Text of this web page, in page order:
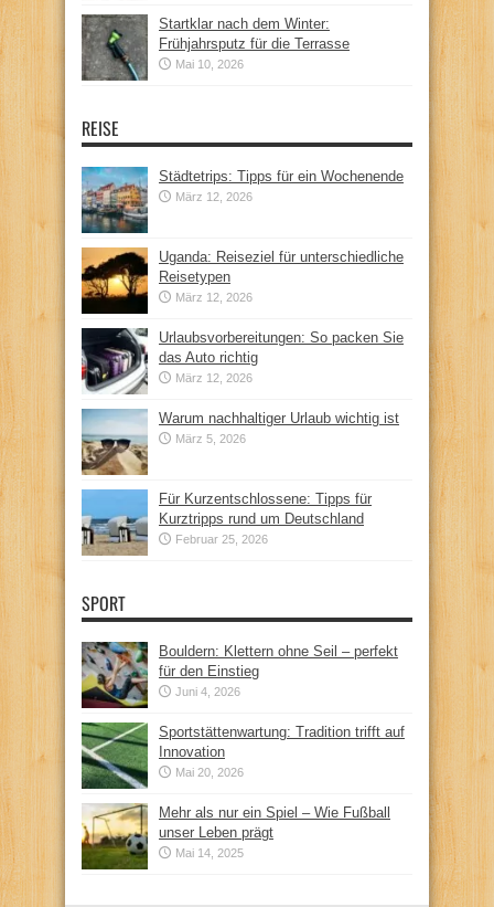
Startklar nach dem Winter:
Frühjahrsputz für die Terrasse
Mai 10, 2026
REISE
Städtetrips: Tipps für ein Wochenende
März 12, 2026
Uganda: Reiseziel für unterschiedliche
Reisetypen
März 12, 2026
Urlaubsvorbereitungen: So packen Sie
das Auto richtig
März 12, 2026
Warum nachhaltiger Urlaub wichtig ist
März 5, 2026
Für Kurzentschlossene: Tipps für
Kurztripps rund um Deutschland
Februar 25, 2026
SPORT
Bouldern: Klettern ohne Seil – perfekt
für den Einstieg
Juni 4, 2026
Sportstättenwartung: Tradition trifft auf
Innovation
Mai 20, 2026
Mehr als nur ein Spiel – Wie Fußball
unser Leben prägt
Mai 14, 2025